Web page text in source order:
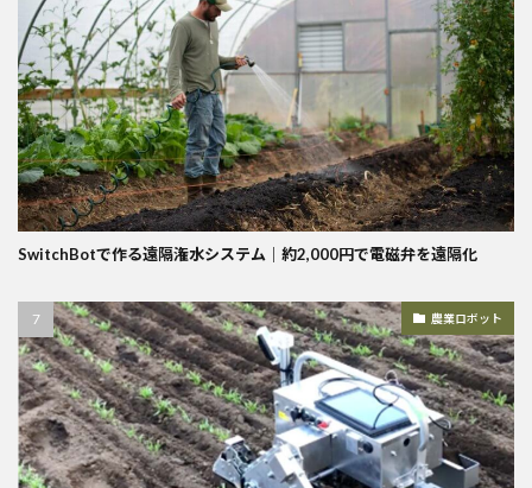
SwitchBotで作る遠隔潅水システム｜約2,000円で電磁弁を遠隔化
農業ロボット